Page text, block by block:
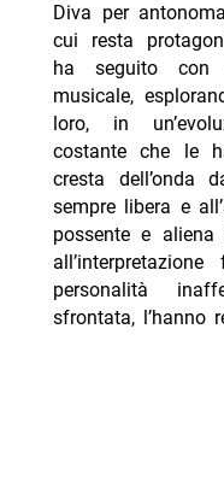
Diva per
cui resta
ha seguito con
musicale,
loro, in
costante che le
cresta dell’onda
sempre libera e
possente e
personalità
sfrontata, l’hanno